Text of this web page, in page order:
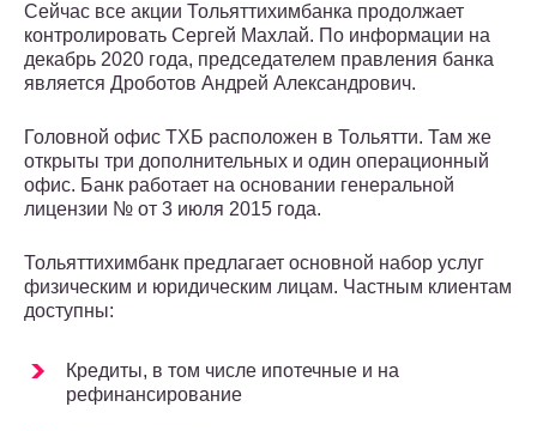
Сейчас все акции Тольяттихимбанка продолжает
контролировать Сергей Махлай. По информации на
декабрь 2020 года, председателем правления банка
является Дроботов Андрей Александрович.
Головной офис ТХБ расположен в Тольятти. Там же
открыты три дополнительных и один операционный
офис. Банк работает на основании генеральной
лицензии № от 3 июля 2015 года.
Тольяттихимбанк предлагает основной набор услуг
физическим и юридическим лицам. Частным клиентам
доступны:
Кредиты, в том числе ипотечные и на
рефинансирование